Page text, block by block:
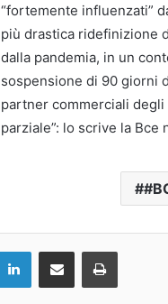
“fortemente influenzati”
più drastica ridefinizione
dalla pandemia, in un
sospensione di 90 giorni
partner commerciali
parziale”: lo scrive la